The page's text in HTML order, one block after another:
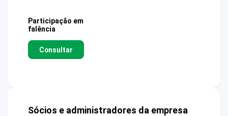
Participação em
falência
Consultar
Sócios e administradores da empresa